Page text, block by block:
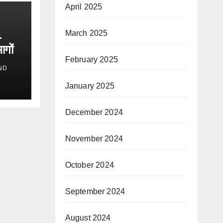
April 2025
March 2025
February 2025
January 2025
December 2024
November 2024
October 2024
September 2024
August 2024